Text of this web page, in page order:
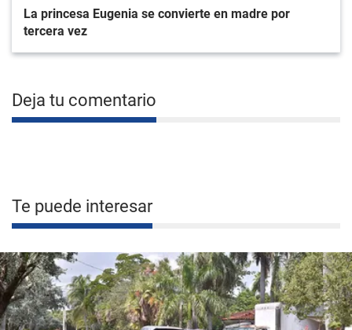
La princesa Eugenia se convierte en madre por
tercera vez
Deja tu comentario
Te puede interesar